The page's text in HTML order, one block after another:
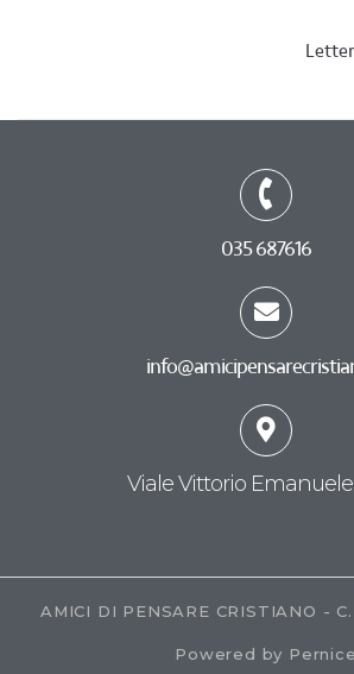
035 687616
Viale Vittorio Emanuele
AMICI DI PENSARE CRISTIANO -
Powered by Pernice